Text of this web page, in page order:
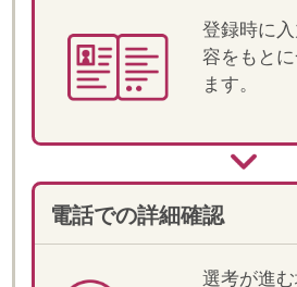
双方合意の上、就業が決定
します。就業前には、マイ
ページ上でオリエンテーシ
ます。